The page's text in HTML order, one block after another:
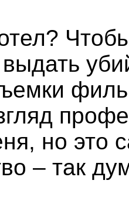
но это
– так